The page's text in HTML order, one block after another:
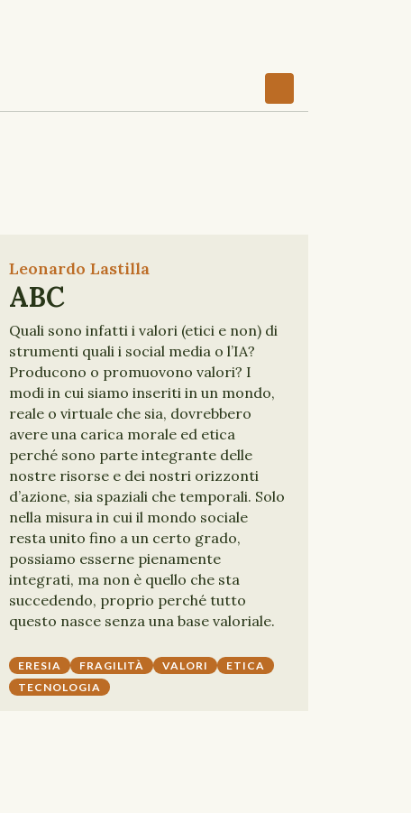
Leonardo Lastilla
ABC
Quali sono infatti i valori (etici e non) di
strumenti quali i social media o l’IA?
Producono o promuovono valori? I
modi in cui siamo inseriti in un mondo,
reale o virtuale che sia, dovrebbero
avere una carica morale ed etica
perché sono parte integrante delle
nostre risorse e dei nostri orizzonti
d’azione, sia spaziali che temporali. Solo
nella misura in cui il mondo sociale
resta unito fino a un certo grado,
possiamo esserne pienamente
integrati, ma non è quello che sta
succedendo, proprio perché tutto
questo nasce senza una base valoriale.
ERESIA FRAGILITÀ VALORI
ETICA
TECNOLOGIA